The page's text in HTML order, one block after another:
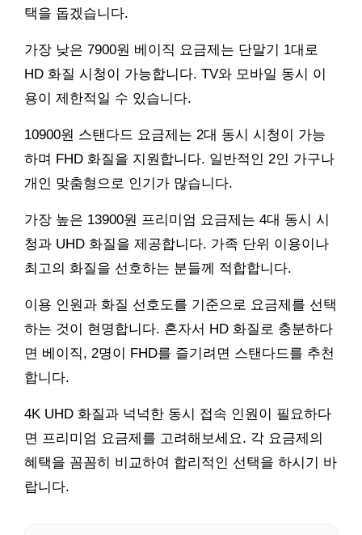
택을 돕겠습니다.
가장 낮은 7900원 베이직 요금제는 단말기 1대로
HD 화질 시청이 가능합니다. TV와 모바일 동시 이
용이 제한적일 수 있습니다.
10900원 스탠다드 요금제는 2대 동시 시청이 가능
하며 FHD 화질을 지원합니다. 일반적인 2인 가구나
개인 맞춤형으로 인기가 많습니다.
가장 높은 13900원 프리미엄 요금제는 4대 동시 시
청과 UHD 화질을 제공합니다. 가족 단위 이용이나
최고의 화질을 선호하는 분들께 적합합니다.
이용 인원과 화질 선호도를 기준으로 요금제를 선택
하는 것이 현명합니다. 혼자서 HD 화질로 충분하다
면 베이직, 2명이 FHD를 즐기려면 스탠다드를 추천
합니다.
4K UHD 화질과 넉넉한 동시 접속 인원이 필요하다
면 프리미엄 요금제를 고려해보세요. 각 요금제의
혜택을 꼼꼼히 비교하여 합리적인 선택을 하시기 바
랍니다.